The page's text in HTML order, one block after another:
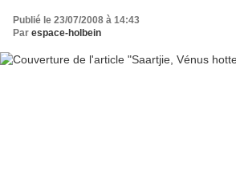
Publié le 23/07/2008 à 14:43
Par espace-holbein